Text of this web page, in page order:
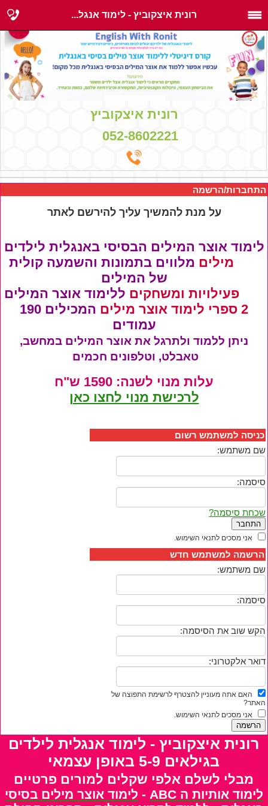
רונית איצקוביץ - לימוד אנגל...
רונית איצקוביץ
052-8602221
התחברות/הרשמה
על מנת להמשיך עליך להירשם לאתר
לימוד אוצר המילים הבסיסי באנגלית לילדים
מלווים בתמונות והשמעה קולית
של המילים
ללימוד אוצר המילים
2 ספרי לימוד אוצר מילים
המכילים 190
עמודים
ניתן ללמוד ולתרגל את אוצר המילים במחשב,
טאבלט, וטלפונים חכמים
עלות מנוי לשנה: 1590 ש"ח
לרכישת מנוי לחצו כאן
כניסה למשתמש רשום
שם משתמש:
סיסמה:
שכחת סיסמה?
אני מסכים לתנאי השימוש.
הרשמה למשתמש חדש
שם משתמש:
סיסמה:
הקש שוב את הסיסמה:
דואר אלקטרוני:
האם אתה מעוניין להצטרף לרשימת התפוצה של
האתר?
אני מסכים לתנאי השימוש.
רונית איצקוביץ - לימוד אנגלית לילדים
בגילאים 5-9 באופן עצמאי
מבלי לשלם אלפי שקלים למורים פרטיים
לימוד אותיות ה ABC - לימוד אוצר מילים בסיסי